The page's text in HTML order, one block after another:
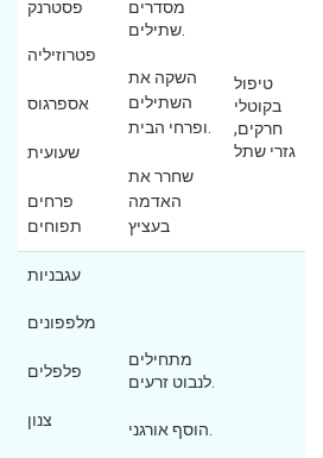
פסטרנק
פטרוזיליה
אספרגוס
שעועית
פרחים
תפוחים
מסדרים
השקה את
השתילים
שחרר את
האדמה
בעציץ
טיפול
בקוטלי
חרקים,
גזרי שתל
עגבניות
מלפפונים
פלפלים
צנון
מתחילים